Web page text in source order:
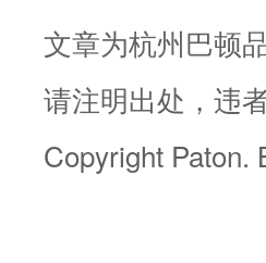
文章为杭州巴顿
请注明出处，违
Copyright Paton.